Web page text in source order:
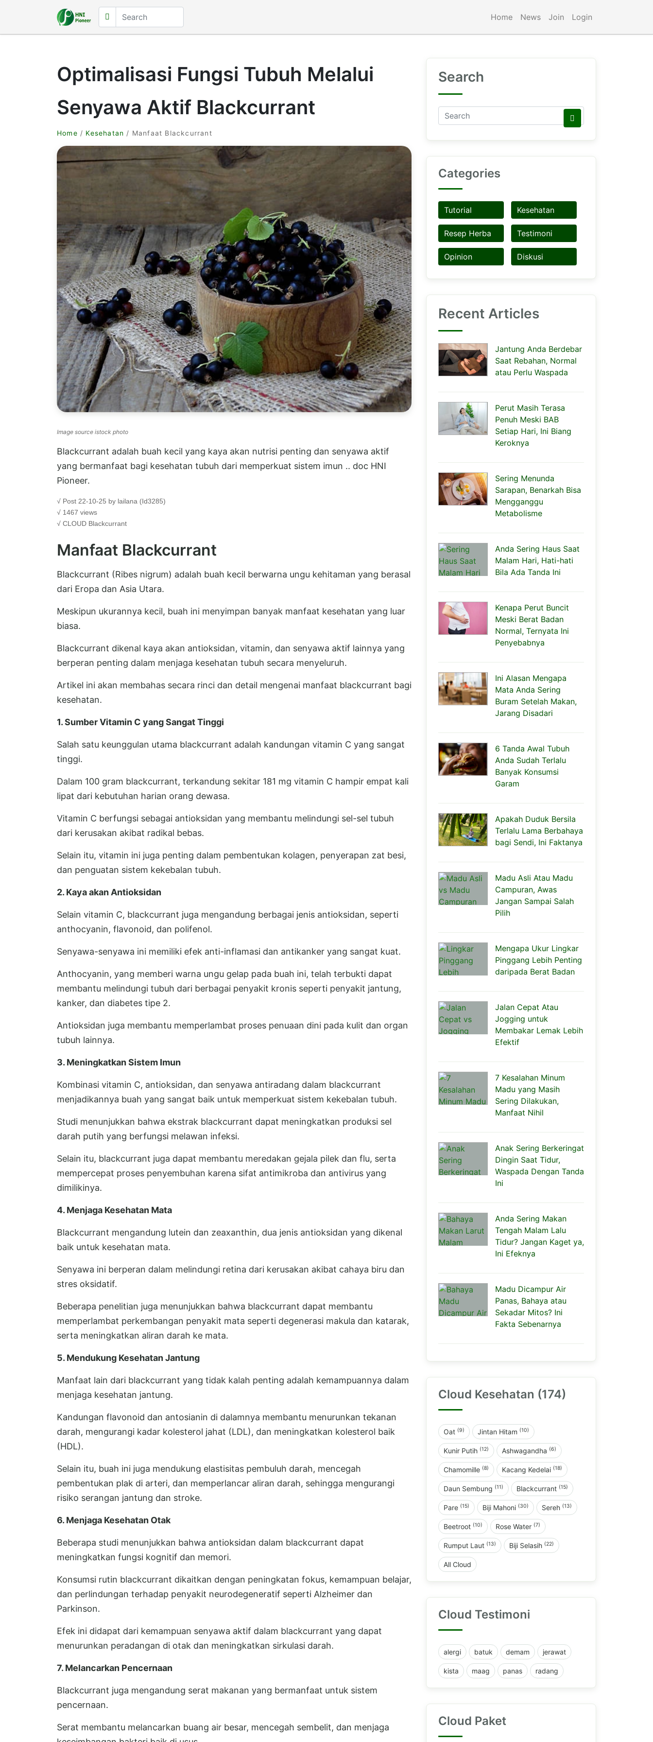
Home News Join Login
Optimalisasi Fungsi Tubuh Melalui
Senyawa Aktif Blackcurrant
Home / Kesehatan / Manfaat Blackcurrant
Image source istock photo
Blackcurrant adalah buah kecil yang kaya akan nutrisi penting dan senyawa aktif
yang bermanfaat bagi kesehatan tubuh dari memperkuat sistem imun .. doc HNI
Pioneer.
√ Post 22-10-25 by lailana (Id3285)
√ 1467 views
√ CLOUD Blackcurrant
Manfaat Blackcurrant
Blackcurrant (Ribes nigrum) adalah buah kecil berwarna ungu kehitaman yang berasal
dari Eropa dan Asia Utara.
Meskipun ukurannya kecil, buah ini menyimpan banyak manfaat kesehatan yang luar
biasa.
Blackcurrant dikenal kaya akan antioksidan, vitamin, dan senyawa aktif lainnya yang
berperan penting dalam menjaga kesehatan tubuh secara menyeluruh.
Artikel ini akan membahas secara rinci dan detail mengenai manfaat blackcurrant bagi
kesehatan.
1. Sumber Vitamin C yang Sangat Tinggi
Salah satu keunggulan utama blackcurrant adalah kandungan vitamin C yang sangat
tinggi.
Dalam 100 gram blackcurrant, terkandung sekitar 181 mg vitamin C hampir empat kali
lipat dari kebutuhan harian orang dewasa.
Vitamin C berfungsi sebagai antioksidan yang membantu melindungi sel-sel tubuh
dari kerusakan akibat radikal bebas.
Selain itu, vitamin ini juga penting dalam pembentukan kolagen, penyerapan zat besi,
dan penguatan sistem kekebalan tubuh.
2. Kaya akan Antioksidan
Selain vitamin C, blackcurrant juga mengandung berbagai jenis antioksidan, seperti
anthocyanin, flavonoid, dan polifenol.
Senyawa-senyawa ini memiliki efek anti-inflamasi dan antikanker yang sangat kuat.
Anthocyanin, yang memberi warna ungu gelap pada buah ini, telah terbukti dapat
membantu melindungi tubuh dari berbagai penyakit kronis seperti penyakit jantung,
kanker, dan diabetes tipe 2.
Antioksidan juga membantu memperlambat proses penuaan dini pada kulit dan organ
tubuh lainnya.
3. Meningkatkan Sistem Imun
Kombinasi vitamin C, antioksidan, dan senyawa antiradang dalam blackcurrant
menjadikannya buah yang sangat baik untuk memperkuat sistem kekebalan tubuh.
Studi menunjukkan bahwa ekstrak blackcurrant dapat meningkatkan produksi sel
darah putih yang berfungsi melawan infeksi.
Selain itu, blackcurrant juga dapat membantu meredakan gejala pilek dan flu, serta
mempercepat proses penyembuhan karena sifat antimikroba dan antivirus yang
dimilikinya.
4. Menjaga Kesehatan Mata
Blackcurrant mengandung lutein dan zeaxanthin, dua jenis antioksidan yang dikenal
baik untuk kesehatan mata.
Senyawa ini berperan dalam melindungi retina dari kerusakan akibat cahaya biru dan
stres oksidatif.
Beberapa penelitian juga menunjukkan bahwa blackcurrant dapat membantu
memperlambat perkembangan penyakit mata seperti degenerasi makula dan katarak,
serta meningkatkan aliran darah ke mata.
5. Mendukung Kesehatan Jantung
Manfaat lain dari blackcurrant yang tidak kalah penting adalah kemampuannya dalam
menjaga kesehatan jantung.
Kandungan flavonoid dan antosianin di dalamnya membantu menurunkan tekanan
darah, mengurangi kadar kolesterol jahat (LDL), dan meningkatkan kolesterol baik
(HDL).
Selain itu, buah ini juga mendukung elastisitas pembuluh darah, mencegah
pembentukan plak di arteri, dan memperlancar aliran darah, sehingga mengurangi
risiko serangan jantung dan stroke.
6. Menjaga Kesehatan Otak
Beberapa studi menunjukkan bahwa antioksidan dalam blackcurrant dapat
meningkatkan fungsi kognitif dan memori.
Konsumsi rutin blackcurrant dikaitkan dengan peningkatan fokus, kemampuan belajar,
dan perlindungan terhadap penyakit neurodegeneratif seperti Alzheimer dan
Parkinson.
Efek ini didapat dari kemampuan senyawa aktif dalam blackcurrant yang dapat
menurunkan peradangan di otak dan meningkatkan sirkulasi darah.
7. Melancarkan Pencernaan
Blackcurrant juga mengandung serat makanan yang bermanfaat untuk sistem
pencernaan.
Serat membantu melancarkan buang air besar, mencegah sembelit, dan menjaga
Search
Categories
Tutorial Kesehatan
Resep Herba Testimoni
Opinion Diskusi
Recent Articles
Jantung Anda Berdebar
Saat Rebahan, Normal
atau Perlu Waspada
Perut Masih Terasa
Penuh Meski BAB
Setiap Hari, Ini Biang
Keroknya
Sering Menunda
Sarapan, Benarkah Bisa
Mengganggu
Metabolisme
Anda Sering Haus Saat
Malam Hari, Hati-hati
Bila Ada Tanda Ini
Kenapa Perut Buncit
Meski Berat Badan
Normal, Ternyata Ini
Penyebabnya
Ini Alasan Mengapa
Mata Anda Sering
Buram Setelah Makan,
Jarang Disadari
6 Tanda Awal Tubuh
Anda Sudah Terlalu
Banyak Konsumsi
Garam
Apakah Duduk Bersila
Terlalu Lama Berbahaya
bagi Sendi, Ini Faktanya
Madu Asli Atau Madu
Campuran, Awas
Jangan Sampai Salah
Pilih
Mengapa Ukur Lingkar
Pinggang Lebih Penting
daripada Berat Badan
Jalan Cepat Atau
Jogging untuk
Membakar Lemak Lebih
Efektif
7 Kesalahan Minum
Madu yang Masih
Sering Dilakukan,
Manfaat Nihil
Anak Sering Berkeringat
Dingin Saat Tidur,
Waspada Dengan Tanda
Ini
Anda Sering Makan
Tengah Malam Lalu
Tidur? Jangan Kaget ya,
Ini Efeknya
Madu Dicampur Air
Panas, Bahaya atau
Sekadar Mitos? Ini
Fakta Sebenarnya
Cloud Kesehatan (174)
Oat (9) Jintan Hitam (10)
Kunir Putih (12) Ashwagandha (6)
Chamomille (8) Kacang Kedelai (18)
Daun Sembung (11) Blackcurrant (15)
Pare (15) Biji Mahoni (30) Sereh (13)
Beetroot (10) Rose Water (7)
Rumput Laut (13) Biji Selasih (22)
All Cloud
Cloud Testimoni
alergi batuk demam jerawat
kista maag panas radang
Cloud Paket